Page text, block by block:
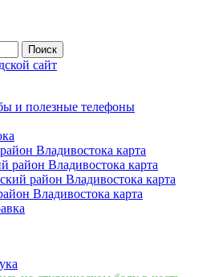
и полезные телефоны
Владивостока карта
район Владивостока карта
район Владивостока карта
Владивостока карта
техника во Владивостоке: как